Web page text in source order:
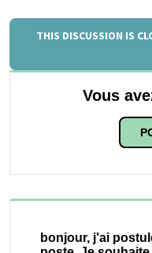
THIS DISCUSSION IS
Vous
bonjour, j'ai